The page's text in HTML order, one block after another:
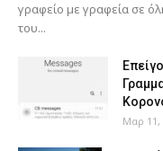
γραφείο με γραφεία σε
του...
Μαρ 11,